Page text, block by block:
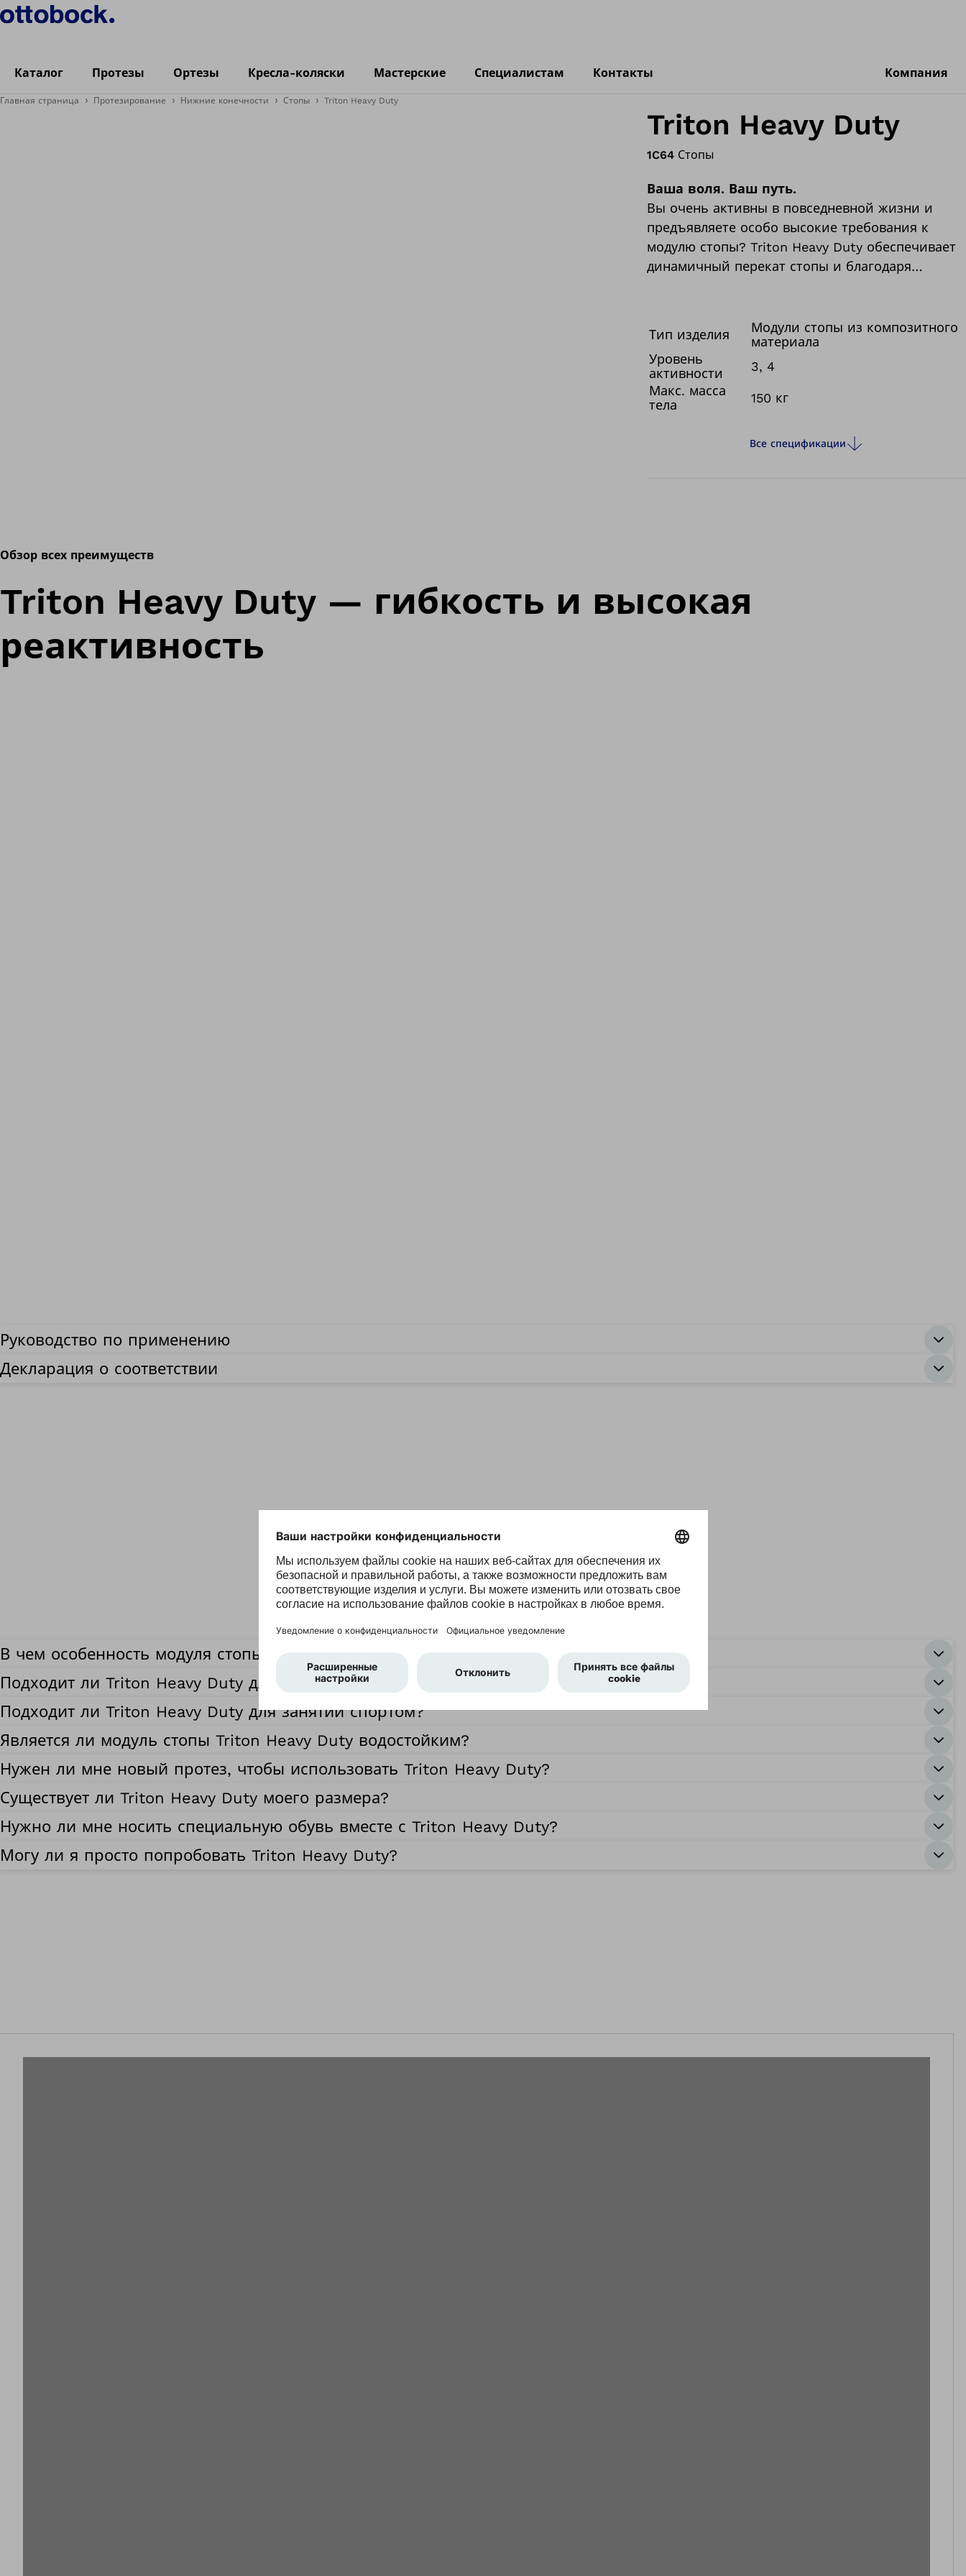
Каталог Протезы Ортезы Кресла-коляски Мастерские Специалистам Контакты Компания
Главная страница Протезирование Нижние конечности Стопы Triton Heavy Duty
Triton Heavy Duty
1C64 Стопы
Ваша воля. Ваш путь.
Вы очень активны в повседневной жизни и
предъявляете особо высокие требования к
модулю стопы? Triton Heavy Duty обеспечивает
динамичный перекат стопы и благодаря
скорости.Модуль стопы очень прочный и
отвечает даже самым притязательным
требованиям к эксплуатации, предъявляемым
при выполнении рабочих обязанностей или
занятиями в свободное время. Особенно в
соприкасаться с водой или влагой или
Тип изделия
Модули стопы из композитного
материала
Уровень
активности
3, 4
Макс. масса
тела
150 кг
Все спецификации
Обзор всех преимуществ
Triton Heavy Duty — гибкость и высокая
реактивность
Руководство по применению
Декларация о соответствии
В чем особенность модуля стопы Triton Heavy Duty?
Подходит ли Triton Heavy Duty для меня?
Подходит ли Triton Heavy Duty для занятий спортом?
Является ли модуль стопы Triton Heavy Duty водостойким?
Нужен ли мне новый протез, чтобы использовать Triton Heavy Duty?
Существует ли Triton Heavy Duty моего размера?
Нужно ли мне носить специальную обувь вместе с Triton Heavy Duty?
Могу ли я просто попробовать Triton Heavy Duty?